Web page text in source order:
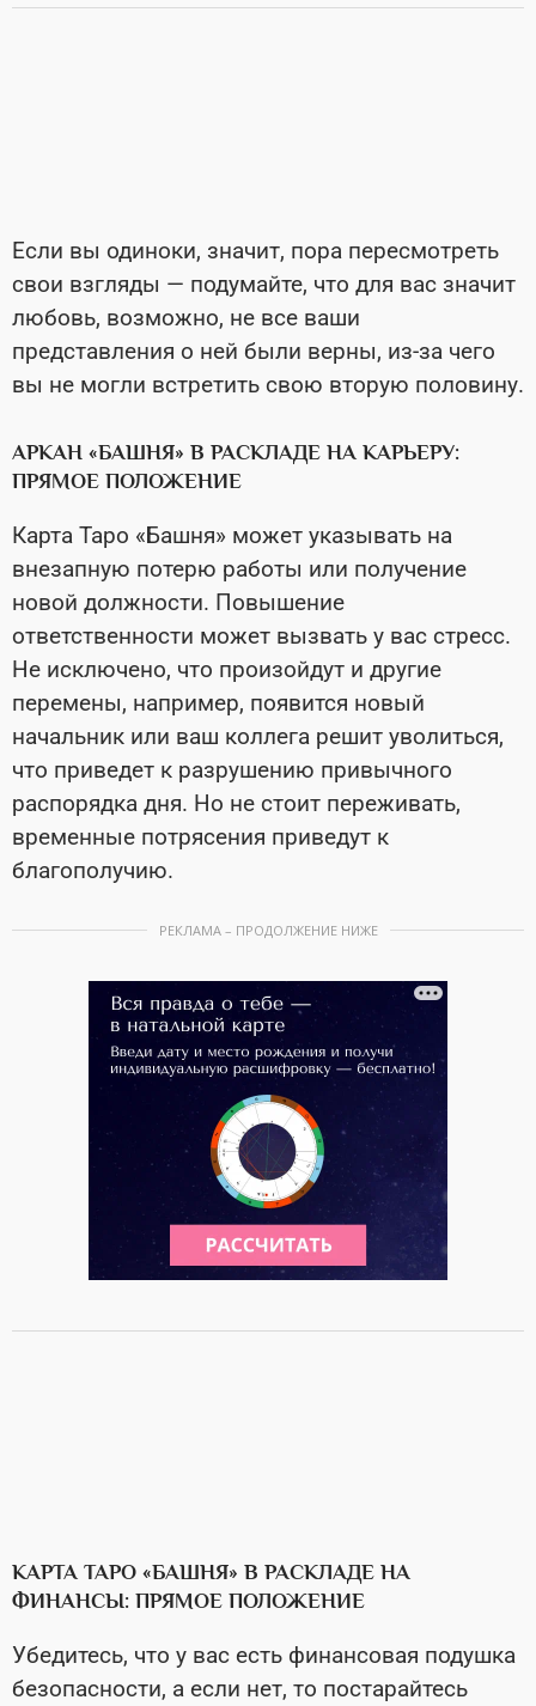
Если вы одиноки, значит, пора пересмотреть
свои взгляды — подумайте, что для вас значит
любовь, возможно, не все ваши
представления о ней были верны, из-за чего
вы не могли встретить свою вторую половину.
АРКАН «БАШНЯ» В РАСКЛАДЕ НА КАРЬЕРУ:
ПРЯМОЕ ПОЛОЖЕНИЕ
Карта Таро «Башня» может указывать на
внезапную потерю работы или получение
новой должности. Повышение
ответственности может вызвать у вас стресс.
Не исключено, что произойдут и другие
перемены, например, появится новый
начальник или ваш коллега решит уволиться,
что приведет к разрушению привычного
распорядка дня. Но не стоит переживать,
временные потрясения приведут к
благополучию.
РЕКЛАМА – ПРОДОЛЖЕНИЕ НИЖЕ
КАРТА ТАРО «БАШНЯ» В РАСКЛАДЕ НА
ФИНАНСЫ: ПРЯМОЕ ПОЛОЖЕНИЕ
Убедитесь, что у вас есть финансовая подушка
безопасности, а если нет, то постарайтесь